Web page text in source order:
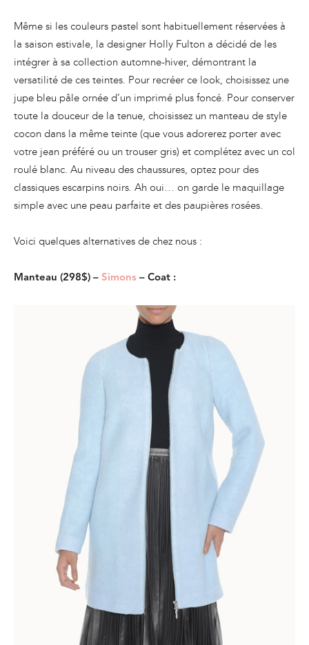
Même si les couleurs pastel sont habituellement réservées à
la saison estivale, la designer Holly Fulton a décidé de les
intégrer à sa collection automne-hiver, démontrant la
versatilité de ces teintes. Pour recréer ce look, choisissez une
jupe bleu pâle ornée d’un imprimé plus foncé. Pour conserver
toute la douceur de la tenue, choisissez un manteau de style
cocon dans la même teinte (que vous adorerez porter avec
votre jean préféré ou un trouser gris) et complétez avec un col
roulé blanc. Au niveau des chaussures, optez pour des
classiques escarpins noirs. Ah oui… on garde le maquillage
simple avec une peau parfaite et des paupières rosées.
Voici quelques alternatives de chez nous :
Manteau (298$) – Simons – Coat :